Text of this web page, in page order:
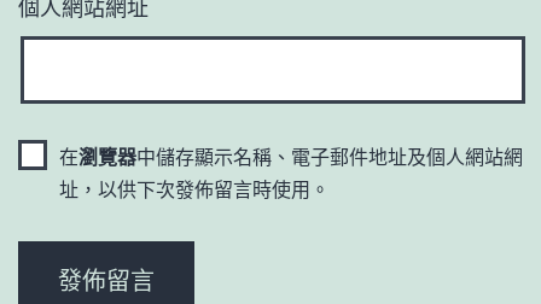
在瀏覽器中儲存顯示名稱、電子郵件地址及個人網站網
址，以供下次發佈留言時使用。